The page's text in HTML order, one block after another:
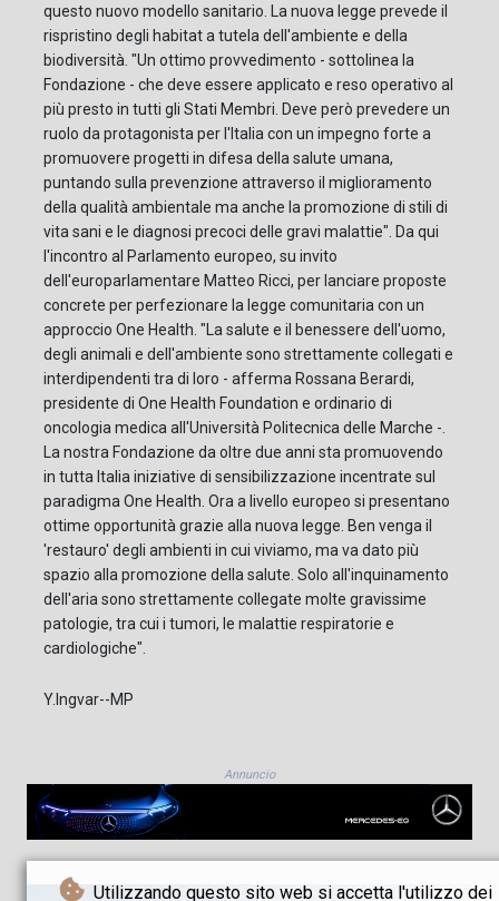
Utilizzando questo sito web si accetta l'utilizzo dei
questo nuovo modello sanitario. La nuova legge prevede il
rispristino degli habitat a tutela dell'ambiente e della
biodiversità. "Un ottimo provvedimento - sottolinea la
Fondazione - che deve essere applicato e reso operativo al
più presto in tutti gli Stati Membri. Deve però prevedere un
ruolo da protagonista per l'Italia con un impegno forte a
promuovere progetti in difesa della salute umana,
puntando sulla prevenzione attraverso il miglioramento
della qualità ambientale ma anche la promozione di stili di
vita sani e le diagnosi precoci delle gravi malattie". Da qui
l'incontro al Parlamento europeo, su invito
dell'europarlamentare Matteo Ricci, per lanciare proposte
concrete per perfezionare la legge comunitaria con un
approccio One Health. "La salute e il benessere dell'uomo,
degli animali e dell'ambiente sono strettamente collegati e
interdipendenti tra di loro - afferma Rossana Berardi,
presidente di One Health Foundation e ordinario di
oncologia medica all'Università Politecnica delle Marche -.
La nostra Fondazione da oltre due anni sta promuovendo
in tutta Italia iniziative di sensibilizzazione incentrate sul
paradigma One Health. Ora a livello europeo si presentano
ottime opportunità grazie alla nuova legge. Ben venga il
'restauro' degli ambienti in cui viviamo, ma va dato più
spazio alla promozione della salute. Solo all'inquinamento
dell'aria sono strettamente collegate molte gravissime
patologie, tra cui i tumori, le malattie respiratorie e
cardiologiche".
Y.Ingvar--MP
Annuncio